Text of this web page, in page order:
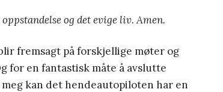
og det evige liv. Amen.
fremsagt på forskjellige møter og
for en fantastisk måte å avslutte
kan det hendeautopiloten har en